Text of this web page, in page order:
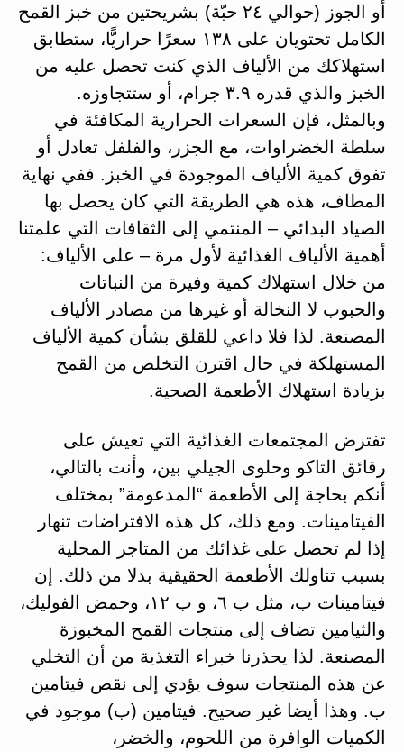
أو الجوز (حوالي ٢٤ حبّة) بشريحتين من خبز القمح
الكامل تحتويان على ١٣٨ سعرًا حراريًّا، ستطابق
استهلاكك من الألياف الذي كنت تحصل عليه من
الخبز والذي قدره ٣.٩ جرام، أو ستتجاوزه.
وبالمثل، فإن السعرات الحرارية المكافئة في
سلطة الخضراوات، مع الجزر، والفلفل تعادل أو
تفوق كمية الألياف الموجودة في الخبز. ففي نهاية
المطاف، هذه هي الطريقة التي كان يحصل بها
الصياد البدائي – المنتمي إلى الثقافات التي علمتنا
أهمية الألياف الغذائية لأول مرة – على الألياف:
من خلال استهلاك كمية وفيرة من النباتات
والحبوب لا النخالة أو غيرها من مصادر الألياف
المصنعة. لذا فلا داعي للقلق بشأن كمية الألياف
المستهلكة في حال اقترن التخلص من القمح
بزيادة استهلاك الأطعمة الصحية.
تفترض المجتمعات الغذائية التي تعيش على
رقائق التاكو وحلوى الجيلي بين، وأنت بالتالي،
أنكم بحاجة إلى الأطعمة “المدعومة” بمختلف
الفيتامينات. ومع ذلك، كل هذه الافتراضات تنهار
إذا لم تحصل على غذائك من المتاجر المحلية
بسبب تناولك الأطعمة الحقيقية بدلا من ذلك. إن
فيتامينات ب، مثل ب ٦، و ب ١٢، وحمض الفوليك،
والثيامين تضاف إلى منتجات القمح المخبوزة
المصنعة. لذا يحذرنا خبراء التغذية من أن التخلي
عن هذه المنتجات سوف يؤدي إلى نقص فيتامين
ب. وهذا أيضا غير صحيح. فيتامين (ب) موجود في
الكميات الوافرة من اللحوم، والخضر،